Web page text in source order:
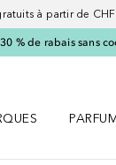
à partir de
% de rabais sans